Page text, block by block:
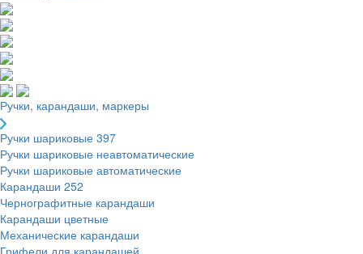
Ручки, карандаши, маркеры
Ручки шариковые 397
Ручки шариковые неавтоматические
Ручки шариковые автоматические
Карандаши 252
Чернографитные карандаши
Карандаши цветные
Механические карандаши